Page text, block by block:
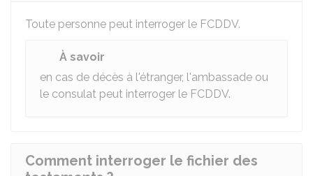
Toute personne peut interroger le FCDDV.
À savoir
en cas de décès à l'étranger, l'ambassade ou
le consulat peut interroger le FCDDV.
Comment interroger le fichier des